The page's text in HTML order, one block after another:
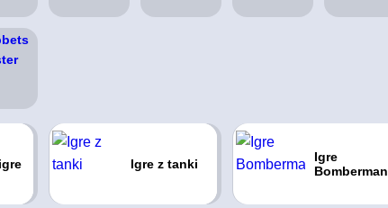
Igre z tanki
Igre
Bomberman